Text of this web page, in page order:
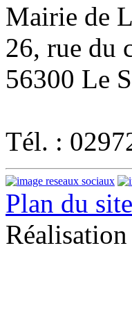
Mairie de
26, rue du
56300 Le
Tél. :
Plan du site
Réalisation